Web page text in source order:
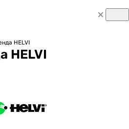
HELVI
HELVI